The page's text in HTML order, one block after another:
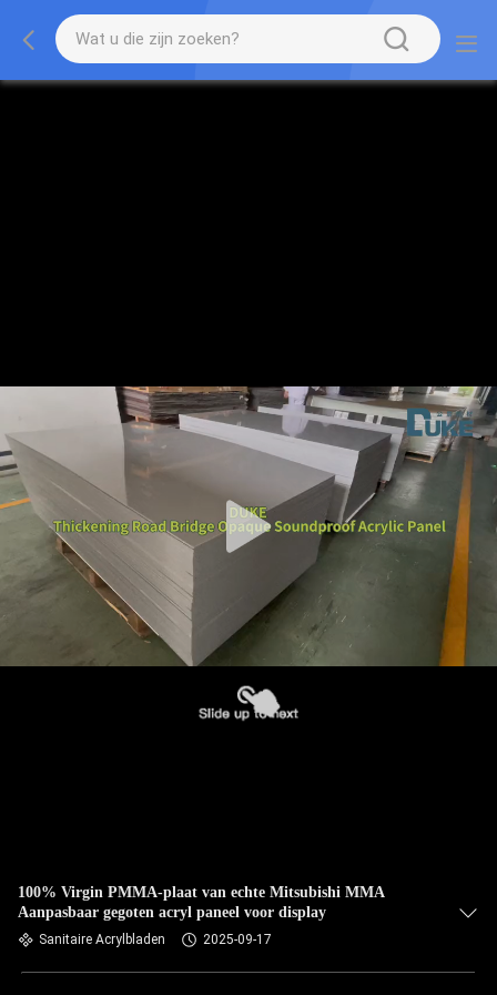
100% Virgin PMMA-plaat van echte Mitsubishi MMA
Aanpasbaar gegoten acryl paneel voor display
Sanitaire Acrylbladen 2025-09-17